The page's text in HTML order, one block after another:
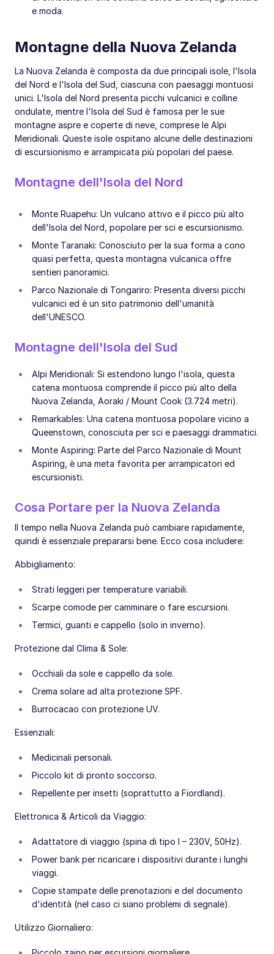
e moda.
Montagne della Nuova Zelanda
La Nuova Zelanda è composta da due principali isole, l'Isola
del Nord e l'Isola del Sud, ciascuna con paesaggi montuosi
unici. L'Isola del Nord presenta picchi vulcanici e colline
ondulate, mentre l'Isola del Sud è famosa per le sue
montagne aspre e coperte di neve, comprese le Alpi
Meridionali. Queste isole ospitano alcune delle destinazioni
di escursionismo e arrampicata più popolari del paese.
Montagne dell'Isola del Nord
Monte Ruapehu: Un vulcano attivo e il picco più alto
dell'Isola del Nord, popolare per sci e escursionismo.
Monte Taranaki: Conosciuto per la sua forma a cono
quasi perfetta, questa montagna vulcanica offre
sentieri panoramici.
Parco Nazionale di Tongariro: Presenta diversi picchi
vulcanici ed è un sito patrimonio dell'umanità
dell'UNESCO.
Montagne dell'Isola del Sud
Alpi Meridionali: Si estendono lungo l'isola, questa
catena montuosa comprende il picco più alto della
Nuova Zelanda, Aoraki / Mount Cook (3.724 metri).
Remarkables: Una catena montuosa popolare vicino a
Queenstown, conosciuta per sci e paesaggi drammatici.
Monte Aspiring: Parte del Parco Nazionale di Mount
Aspiring, è una meta favorita per arrampicatori ed
escursionisti.
Cosa Portare per la Nuova Zelanda
Il tempo nella Nuova Zelanda può cambiare rapidamente,
quindi è essenziale prepararsi bene. Ecco cosa includere:
Abbigliamento:
Strati leggeri per temperature variabili.
Scarpe comode per camminare o fare escursioni.
Termici, guanti e cappello (solo in inverno).
Protezione dal Clima & Sole:
Occhiali da sole e cappello da sole.
Crema solare ad alta protezione SPF.
Burrocacao con protezione UV.
Essenziali:
Medicinali personali.
Piccolo kit di pronto soccorso.
Repellente per insetti (soprattutto a Fiordland).
Elettronica & Articoli da Viaggio:
Adattatore di viaggio (spina di tipo I – 230V, 50Hz).
Power bank per ricaricare i dispositivi durante i lunghi
viaggi.
Copie stampate delle prenotazioni e del documento
d'identità (nel caso ci siano problemi di segnale).
Utilizzo Giornaliero: